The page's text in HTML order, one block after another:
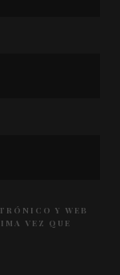
Y WEB
VEZ QUE